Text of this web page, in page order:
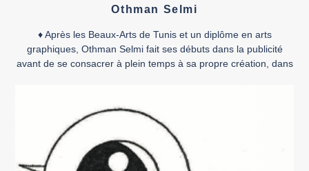
Othman Selmi
♦ Après les Beaux-Arts de Tunis et un diplôme en arts
graphiques, Othman Selmi fait ses débuts dans la publicité
avant de se consacrer à plein temps à sa propre création, dans
tunisienne. Outre […]